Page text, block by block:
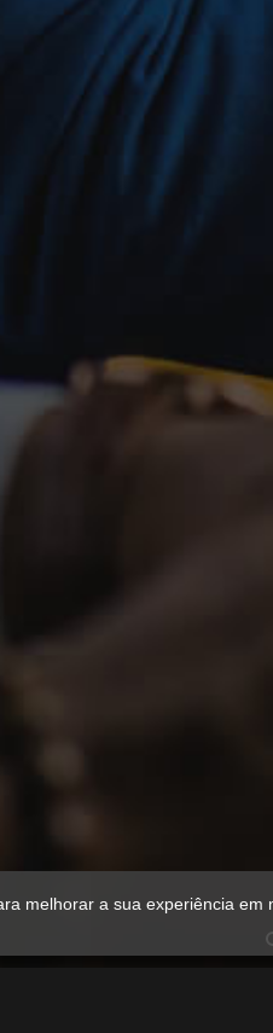
melhorar a sua experiência em